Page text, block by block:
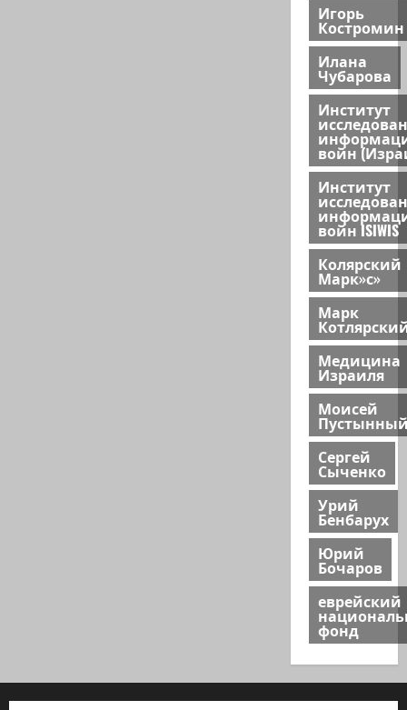
Игорь
Костромин
Илана
Чубарова
Институт
войн
Институт
войн ISIWIS
Колярский
Марк»с»
Марк
Медицина
Израиля
Моисей
Сергей
Сыченко
Урий
Бенбарух
Юрий
Бочаров
еврейский
фонд